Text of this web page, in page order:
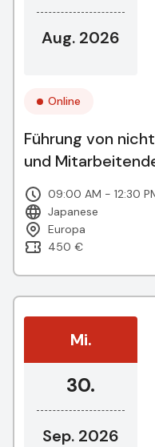
Aug. 2026
Online
Führung von
und
09:00 AM - 12:30
Japanese
Europa
450 €
Mi.
30.
Sep. 2026